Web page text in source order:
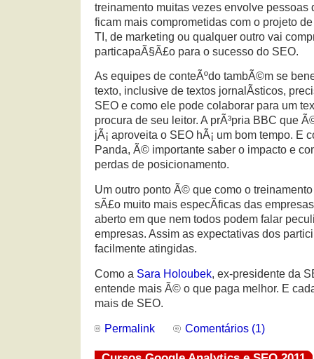
treinamento muitas vezes envolve pessoas
ficam mais comprometidas com o projeto
TI, de marketing ou qualquer outro vai
particapaÃ§Ã£o para o sucesso do SEO.
As equipes de conteÃºdo tambÃ©m se
texto, inclusive de textos jornalÃ­sticos,
SEO e como ele pode colaborar para um
procura de seu leitor. A prÃ³pria BBC que
jÃ¡ aproveita o SEO hÃ¡ um bom tempo. E
Panda, Ã© importante saber o impacto e
perdas de posicionamento.
Um outro ponto Ã© que como o
sÃ£o muito mais especÃ­ficas das
aberto em que nem todos podem falar
empresas. Assim as expectativas dos
facilmente atingidas.
Como a Sara Holoubek, ex-presidente da
entende mais Ã© o que paga melhor. E
mais de SEO.
Permalink Comentários (1)